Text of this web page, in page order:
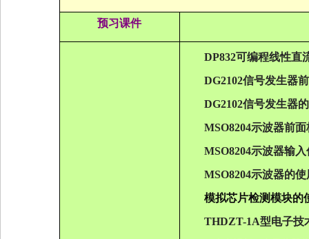
预习课件
DP832可编程线性直
DG2102信号发生器
DG2102信号发生器
MSO8204示波器前面
MSO8204示波器输入
MSO8204示波器的使
模拟芯片检测模块的
THDZT-1A型电子技